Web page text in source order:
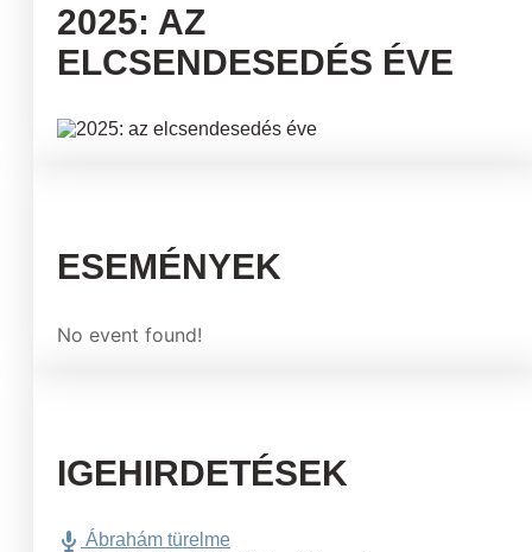
2025: AZ
ELCSENDESEDÉS ÉVE
ESEMÉNYEK
No event found!
IGEHIRDETÉSEK
Ábrahám türelme